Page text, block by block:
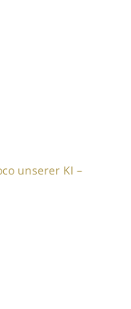
unserer KI –